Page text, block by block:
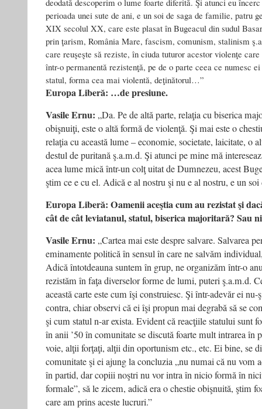
deodată descoperim o lume foarte diferită. Şi atunci eu încerc
perioada unei sute de ani, e un soi de saga de familie, patru
XIX secolul XX, care este plasat în Bugeacul din sudul
prin ţarism, România Mare, fascism, comunism, stalinism
care reuşeşte să reziste, în ciuda tuturor acestor violenţe
într-o permanentă rezistenţă, pe de o parte ceea ce numesc
statul, forma cea mai violentă, deţinătorul…”
Europa Liberă: …de presiune.
Vasile Ernu: „Da. Pe de altă parte, relaţia cu biserica
obişnuiţi, este o altă formă de violenţă. Şi mai este o
relaţia cu această lume – economie, societate, laicitate, o
destul de puritană ş.a.m.d. Şi atunci pe mine mă
acea lume mică într-un colţ uitat de Dumnezeu, acest
ştim ce e cu el. Adică e al nostru şi nu e al nostru, e un
Europa Liberă: Oamenii aceştia cum au rezistat şi
cât de cât leviatanul, statul, biserica majoritară? Sau
Vasile Ernu: „Cartea mai este despre salvare. Salvarea
eminamente politică în sensul în care ne salvăm
Adică întotdeauna suntem în grup, ne organizăm într-o
rezistăm în faţa diverselor forme de lumi, puteri ş.a.m.d.
această carte este cum îşi construiesc. Şi într-adevăr ei
contra, chiar observi că ei îşi propun mai degrabă să se
şi cum statul n-ar exista. Evident că reacţiile statului sunt
în anii ’50 în comunitate se discută foarte mult intrarea în
voie, alţii forţaţi, alţii din oportunism etc., etc. Ei bine, se
comunitate şi ei ajung la concluzia „nu numai că nu vom
în partid, dar copiii noştri nu vor intra în nicio formă în
formale”, să le zicem, adică era o chestie obişnuită, ştim
care am prins aceste lucruri.”